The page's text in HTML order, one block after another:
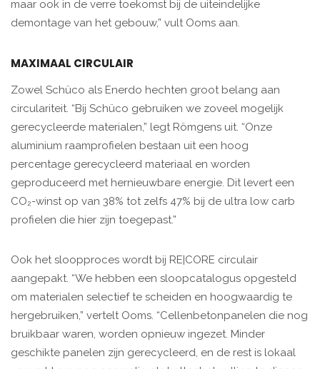
maar ook in de verre toekomst bij de uiteindelijke
demontage van het gebouw,” vult Ooms aan.
MAXIMAAL CIRCULAIR
Zowel Schüco als Enerdo hechten groot belang aan
circulariteit. “Bij Schüco gebruiken we zoveel mogelijk
gerecycleerde materialen,” legt Römgens uit. “Onze
aluminium raamprofielen bestaan uit een hoog
percentage gerecycleerd materiaal en worden
geproduceerd met hernieuwbare energie. Dit levert een
CO₂-winst op van 38% tot zelfs 47% bij de ultra low carb
profielen die hier zijn toegepast.”
Ook het sloopproces wordt bij RE|CORE circulair
aangepakt. “We hebben een sloopcatalogus opgesteld
om materialen selectief te scheiden en hoogwaardig te
hergebruiken,” vertelt Ooms. “Cellenbetonpanelen die nog
bruikbaar waren, worden opnieuw ingezet. Minder
geschikte panelen zijn gerecycleerd, en de rest is lokaal